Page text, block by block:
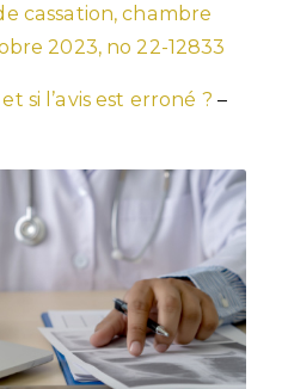
cassation, chambre
2023, no 22-12833
si l’avis est erroné ? –